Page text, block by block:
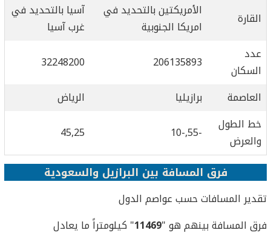
القارة
الأمريكتين بالتحديد في
امريكا الجنوبية
آسيا بالتحديد في
غرب آسيا
عدد
السكان
206135893
32248200
العاصمة
برازيليا
الرياض
خط الطول
والعرض
-55,-10
45,25
فرق المسافة بين البرازيل والسعودية
تقدير المسافات حسب عواصم الدول
فرق المسافة بينهم هو "11469" كيلومتراً ما يعادل